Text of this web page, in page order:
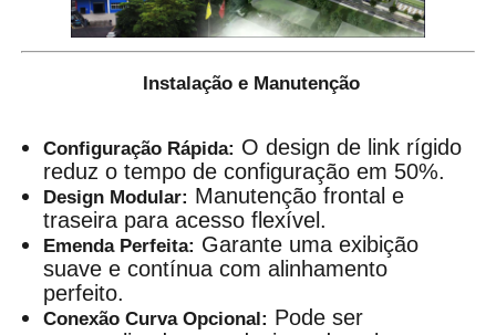
Instalação e Manutenção
Configuração Rápida: O design de link rígido
reduz o tempo de configuração em 50%.
Design Modular: Manutenção frontal e
traseira para acesso flexível.
Emenda Perfeita: Garante uma exibição
suave e contínua com alinhamento
perfeito.
Conexão Curva Opcional: Pode ser